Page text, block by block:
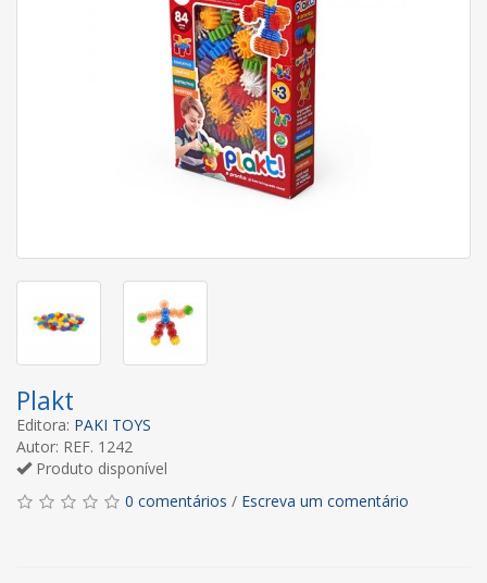
Plakt
Editora: PAKI TOYS
Autor: REF. 1242
Produto disponível
0 comentários / Escreva um comentário